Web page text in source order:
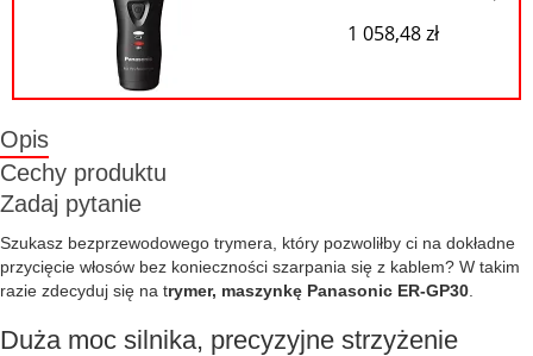
1 058,48 zł
Opis
Cechy produktu
Zadaj pytanie
Szukasz bezprzewodowego trymera, który pozwoliłby ci na dokładne
przycięcie włosów bez konieczności szarpania się z kablem? W takim
razie zdecyduj się na trymer, maszynkę Panasonic ER-GP30
Duża moc silnika, precyzyjne strzyżenie